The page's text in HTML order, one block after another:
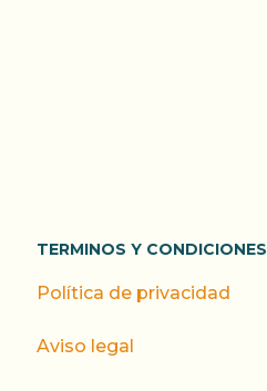
TERMINOS Y CONDICIONES
Política de privacidad
Aviso legal